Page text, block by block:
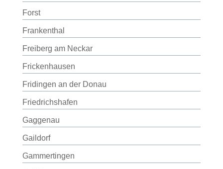
Forst
Frankenthal
Freiberg am Neckar
Frickenhausen
Fridingen an der Donau
Friedrichshafen
Gaggenau
Gaildorf
Gammertingen